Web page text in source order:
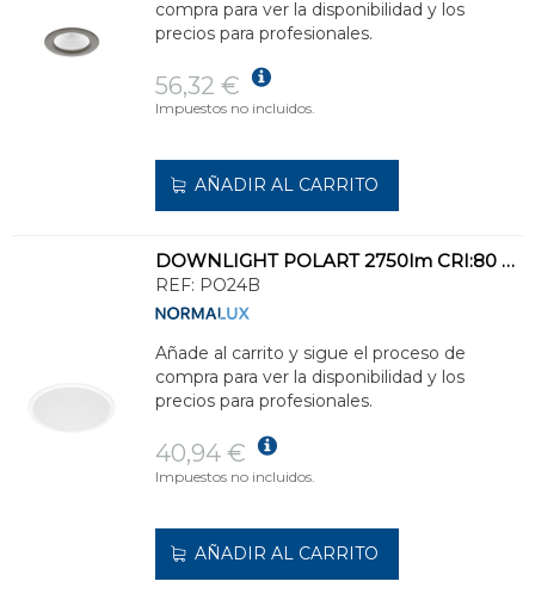
compra para ver la disponibilidad y los
precios para profesionales.
56,32 €
Impuestos no incluidos.
AÑADIR AL CARRITO
DOWNLIGHT POLART 2750lm CRI:80 4000K 114° DF.POLIC.OPAL STD.BL 223mm
REF: PO24B
Añade al carrito y sigue el proceso de
compra para ver la disponibilidad y los
precios para profesionales.
40,94 €
Impuestos no incluidos.
AÑADIR AL CARRITO